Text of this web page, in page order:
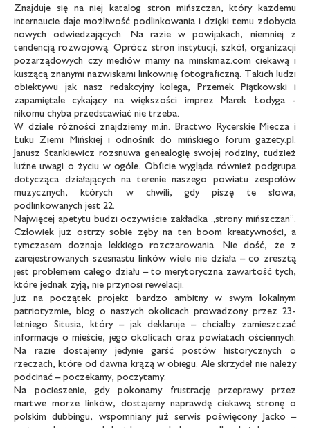
Znajduje się na niej katalog stron mińszczan, który każdemu
internaucie daje możliwość podlinkowania i dzięki temu zdobycia
nowych odwiedzających. Na razie w powijakach, niemniej z
tendencją rozwojową. Oprócz stron instytucji, szkół, organizacji
pozarządowych czy mediów mamy na minskmaz.com ciekawą i
kuszącą znanymi nazwiskami linkownię fotograficzną. Takich ludzi
obiektywu jak nasz redakcyjny kolega, Przemek Piątkowski i
zapamiętale cykający na większości imprez Marek Łodyga -
nikomu chyba przedstawiać nie trzeba.
W dziale różności znajdziemy m.in. Bractwo Rycerskie Miecza i
Łuku Ziemi Mińskiej i odnośnik do mińskiego forum gazety.pl.
Janusz Stankiewicz rozsnuwa genealogię swojej rodziny, tudzież
luźne uwagi o życiu w ogóle. Obficie wygląda również podgrupa
dotycząca działających na terenie naszego powiatu zespołów
muzycznych, których w chwili, gdy piszę te słowa,
podlinkowanych jest 22.
Najwięcej apetytu budzi oczywiście zakładka „strony mińszczan”.
Człowiek już ostrzy sobie zęby na ten boom kreatywności, a
tymczasem doznaje lekkiego rozczarowania. Nie dość, że z
zarejestrowanych szesnastu linków wiele nie działa – co zresztą
jest problemem całego działu – to merytoryczna zawartość tych,
które jednak żyją, nie przynosi rewelacji.
Już na początek projekt bardzo ambitny w swym lokalnym
patriotyzmie, blog o naszych okolicach prowadzony przez 23-
letniego Situsia, który – jak deklaruje – chciałby zamieszczać
informacje o mieście, jego okolicach oraz powiatach ościennych.
Na razie dostajemy jedynie garść postów historycznych o
rzeczach, które od dawna krążą w obiegu. Ale skrzydeł nie należy
podcinać – poczekamy, poczytamy.
Na pocieszenie, gdy pokonamy frustrację przeprawy przez
martwe morze linków, dostajemy naprawdę ciekawą stronę o
polskim dubbingu, wspomniany już serwis poświęcony Jacko –